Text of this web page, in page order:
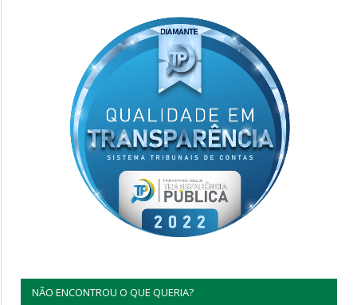
NÃO ENCONTROU O QUE QUERIA?